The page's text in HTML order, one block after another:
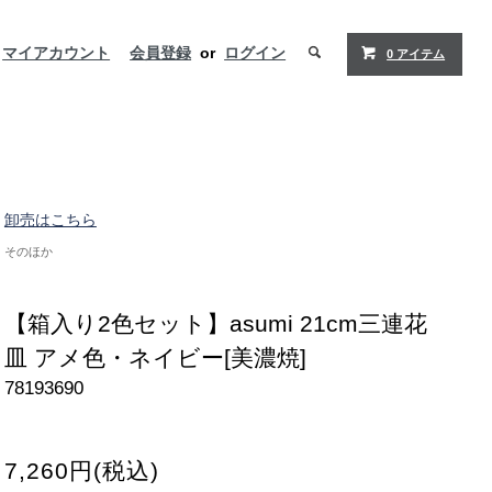
マイアカウント 会員登録 or ログイン 0 アイテム
卸売はこちら
そのほか
【箱入り2色セット】asumi 21cm三連花
皿 アメ色・ネイビー[美濃焼]
78193690
7,260円(税込)